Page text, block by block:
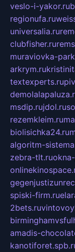
veslo-i-yakor.ru
regionufa.ru
universalia.ru
clubfisher.ru
muraviovka-
arkrym.ru
textexperts.ru
msdip.rujdol.ru
rezemkleim.ru
biolisichka24.ru
algoritm-
zebra-tlt.ru
spiski-firm.ru
2bets.ru
amadis-